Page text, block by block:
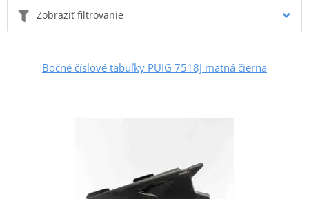
Zobraziť filtrovanie
Bočné číslové tabuľky PUIG 7518J matná čierna